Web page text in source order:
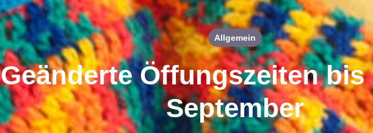
Allgemein
Geänderte Öffungszeiten bis
September